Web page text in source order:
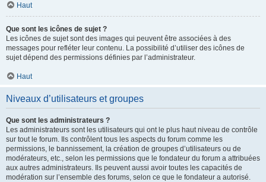
Haut
Que sont les icônes de sujet ?
Les icônes de sujet sont des images qui peuvent être associées à des
messages pour refléter leur contenu. La possibilité d’utiliser des icônes de
sujet dépend des permissions définies par l’administrateur.
Haut
Niveaux d’utilisateurs et groupes
Que sont les administrateurs ?
Les administrateurs sont les utilisateurs qui ont le plus haut niveau de contrôle
sur tout le forum. Ils contrôlent tous les aspects du forum comme les
permissions, le bannissement, la création de groupes d’utilisateurs ou de
modérateurs, etc., selon les permissions que le fondateur du forum a attribuées
aux autres administrateurs. Ils peuvent aussi avoir toutes les capacités de
modération sur l’ensemble des forums, selon ce que le fondateur a autorisé.